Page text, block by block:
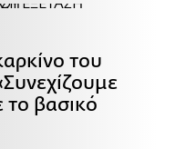
του
βασικό